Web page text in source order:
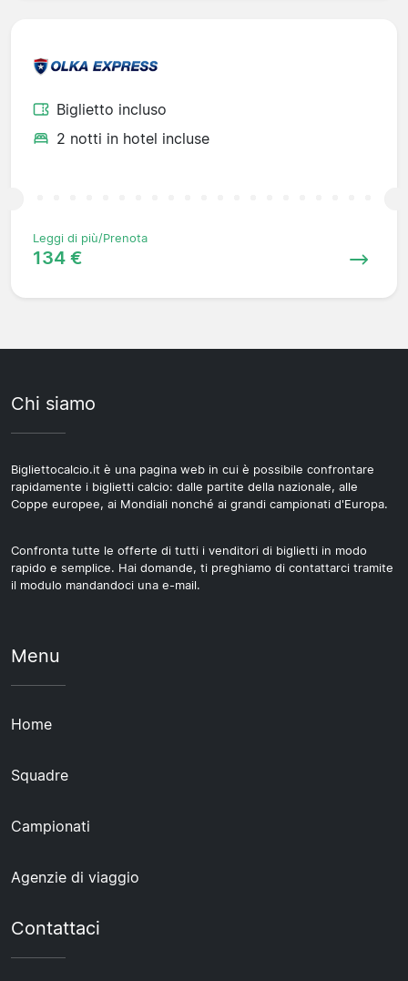
Biglietto incluso
2 notti in hotel incluse
Leggi di più/Prenota
134 €
Chi siamo
Bigliettocalcio.it è una pagina web in cui è possibile confrontare
rapidamente i biglietti calcio: dalle partite della nazionale, alle
Coppe europee, ai Mondiali nonché ai grandi campionati d'Europa.
Confronta tutte le offerte di tutti i venditori di biglietti in modo
rapido e semplice. Hai domande, ti preghiamo di contattarci tramite
il modulo mandandoci una e-mail.
Menu
Home
Squadre
Campionati
Agenzie di viaggio
Contattaci